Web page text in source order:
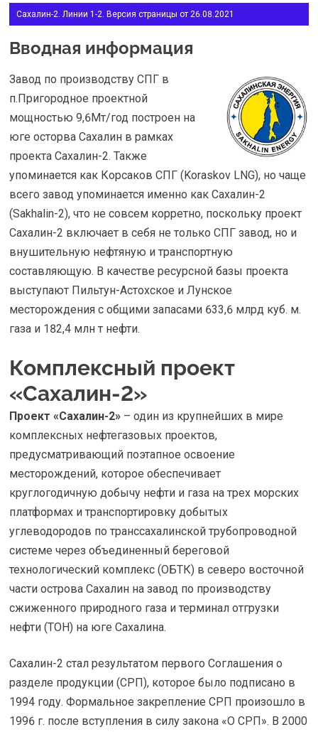
Сахалин-2. Линии 1-2. Версия страницы от 26.08.2021
Вводная информация
Завод по производству СПГ в
п.Пригородное проектной
мощностью 9,6Мт/год построен на
юге осторва Сахалин в рамках
проекта Сахалин-2. Также
упоминается как Корсаков СПГ (Koraskov LNG), но чаще
всего завод упоминается именно как Сахалин-2
(Sakhalin-2), что не совсем корретно, поскольку проект
Сахалин-2 включает в себя не только СПГ завод, но и
внушительную нефтяную и транспортную
составляющую. В качестве ресурсной базы проекта
выступают Пильтун-Астохское и Лунское
месторождения с общими запасами 633,6 млрд куб. м.
газа и 182,4 млн т нефти.
Комплексный проект
«Сахалин-2»
Проект «Сахалин-2» – один из крупнейших в мире
комплексных нефтегазовых проектов,
предусматривающий поэтапное освоение
месторождений, которое обеспечивает
круглогодичную добычу нефти и газа на трех морских
платформах и транспортировку добытых
углеводородов по транссахалинской трубопроводной
системе через объединенный береговой
технологический комплекс (ОБТК) в северо восточной
части острова Сахалин на завод по производству
сжиженного природного газа и терминал отгрузки
нефти (ТОН) на юге Сахалина.
Сахалин-2 стал результатом первого Соглашения о
разделе продукции (СРП), которое было подписано в
1994 году. Формальное закрепление СРП произошло в
1996 г. после вступления в силу закона «О СРП». В 2000